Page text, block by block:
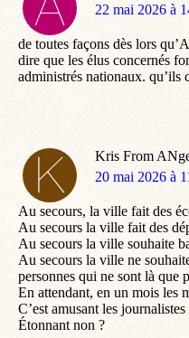
dit
22 mai 2026 à
de toutes façons dès lors
dire que les élus concernés
administrés nationaux. qu’ils
Kris From
dit
20 mai 2026 à
Au secours, la ville fait des
Au secours la ville fait des
Au secours la ville souhaite
Au secours la ville ne
personnes qui ne sont là que
En attendant, en un mois les
C’est amusant les
Étonnant non ?